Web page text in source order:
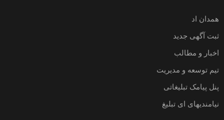
همدان اد
ثبت آگهی جدید
اخبار و مطالب
تیم توسعه و مدیریت
پنل پیامک تبلیغاتی
نیامندیهای ای تبلیغ